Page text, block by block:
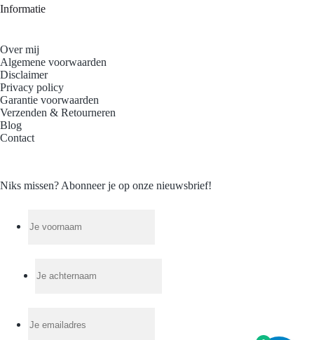
Informatie
Over mij
Algemene voorwaarden
Disclaimer
Privacy policy
Garantie voorwaarden
Verzenden & Retourneren
Blog
Contact
Niks missen? Abonneer je op onze nieuwsbrief!